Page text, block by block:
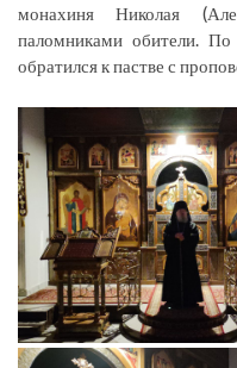
монахиня Николая
паломниками обители. По
обратился к пастве с